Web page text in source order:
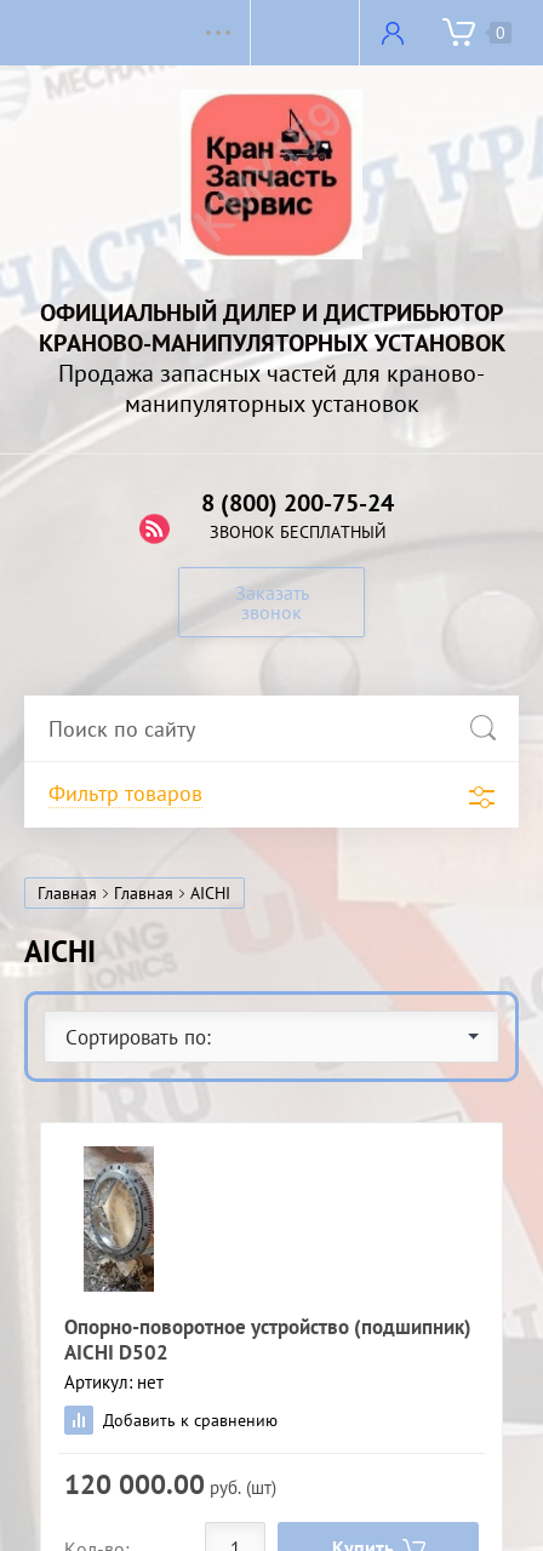
0
ОФИЦИАЛЬНЫЙ ДИЛЕР И ДИСТРИБЬЮТОР
КРАНОВО-МАНИПУЛЯТОРНЫХ УСТАНОВОК
Продажа запасных частей для краново-
манипуляторных установок
8 (800) 200-75-24
ЗВОНОК БЕСПЛАТНЫЙ
Заказать
звонок
Фильтр товаров
Главная Главная AICHI
AICHI
Сортировать по:
Опорно-поворотное устройство (подшипник)
AICHI D502
Артикул: нет
Добавить к сравнению
120 000.00 руб. (шт)